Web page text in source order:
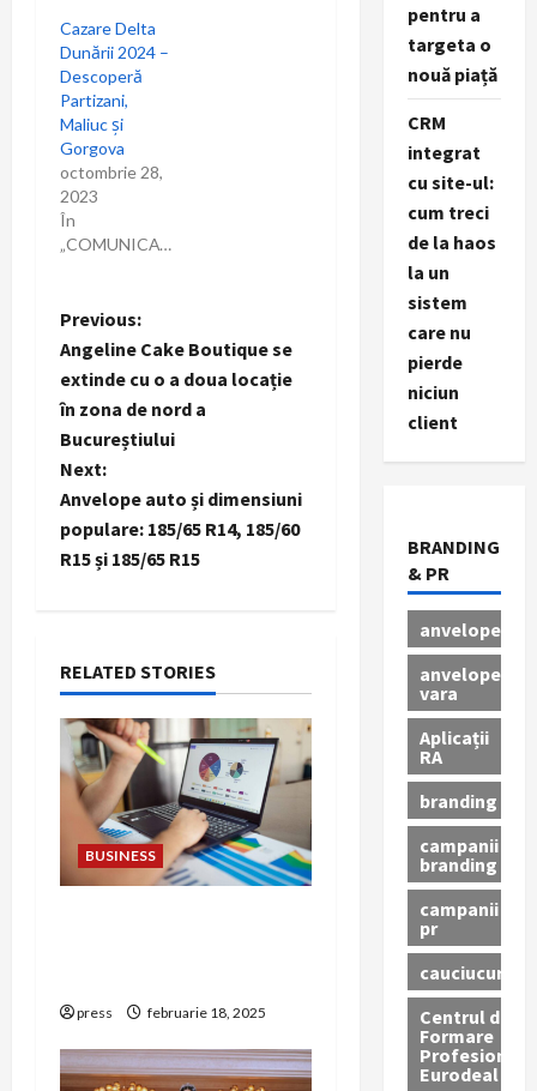
Cazare Delta
Dunării 2024 –
Descoperă
Partizani,
Maliuc și
Gorgova
octombrie 28,
2023
În
„COMUNICAT”
P
o
s
t
n
a
i
g
a
i
Previous:
Angeline Cake Boutique se
extinde cu o a doua locație
în zona de nord a
Bucureștiului
Next:
Anvelope auto și dimensiuni
populare: 185/65 R14, 185/60
R15 și 185/65 R15
RELATED STORIES
BUSINESS
press februarie 18, 2025
pentru a
targeta o
nouă piață
CRM
integrat
cu site-ul:
cum treci
de la haos
la un
sistem
care nu
pierde
niciun
client
BRANDING
& PR
anvelope
anvelope
vara
Aplicații
RA
branding
campanii
branding
campanii
pr
cauciucuri
Centrul de
Formare
Profesionala
Eurodeal